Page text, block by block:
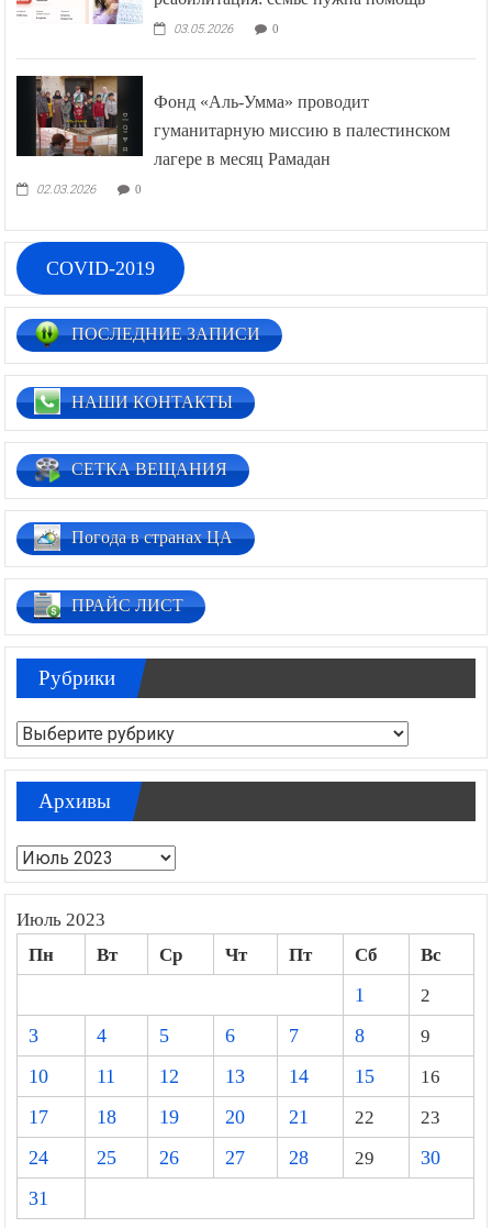
03.05.2026 0
Фонд «Аль-Умма» проводит
гуманитарную миссию в палестинском
лагере в месяц Рамадан
02.03.2026 0
COVID-2019
ПОСЛЕДНИЕ ЗАПИСИ
НАШИ КОНТАКТЫ
СЕТКА ВЕЩАНИЯ
Погода в странах ЦА
ПРАЙС ЛИСТ
Рубрики
Рубрики
Архивы
Архивы
Июль 2023
Пн Вт Ср Чт Пт Сб
Вс
1
2
3
4 5 6 7 8
9
10
11 12 13 14 15
16
17
18 19 20 21 22
23
24
25 26 27 28 29
30
31